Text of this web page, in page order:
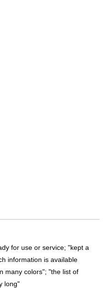
for use or service; "kept a
information is available
many colors"; "the list of
long"